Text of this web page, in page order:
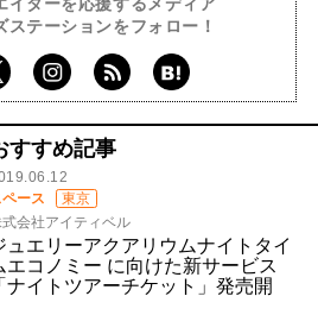
イターを応援するメディア
ステーションをフォロー！
すすめ記事
ペース
東京
式会社アイティベル
ュエリーアクアリウムナイトタイ
エコノミー に向けた新サービス
ナイトツアーチケット」発売開